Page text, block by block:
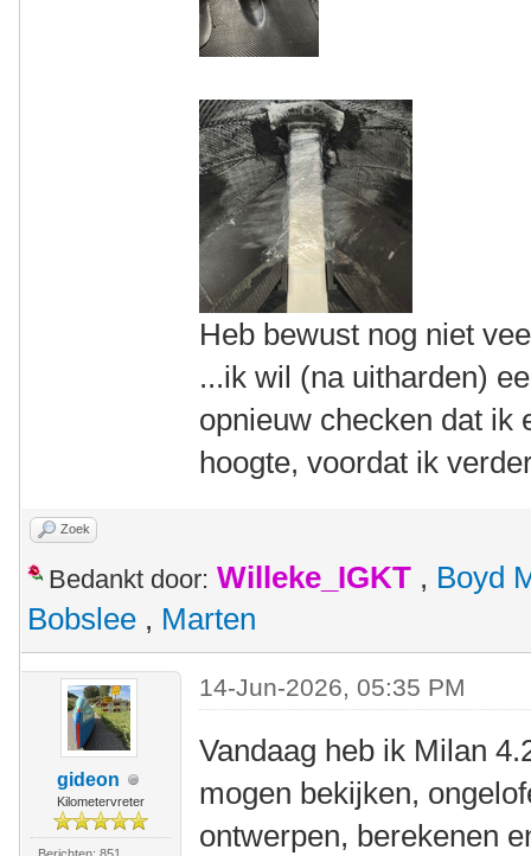
Heb bewust nog niet
...ik wil (na uitharden)
opnieuw checken dat ik
hoogte, voordat ik
Zoek
Bedankt door: Willeke_IGKT , Boyd
Bobslee , Marten
gideon
Kilometervreter
14-Jun-2026, 05:35 PM
Vandaag heb ik Milan
mogen bekijken,
ontwerpen, berekenen